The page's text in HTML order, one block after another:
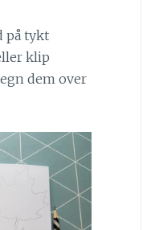
på tykt
klip
dem over